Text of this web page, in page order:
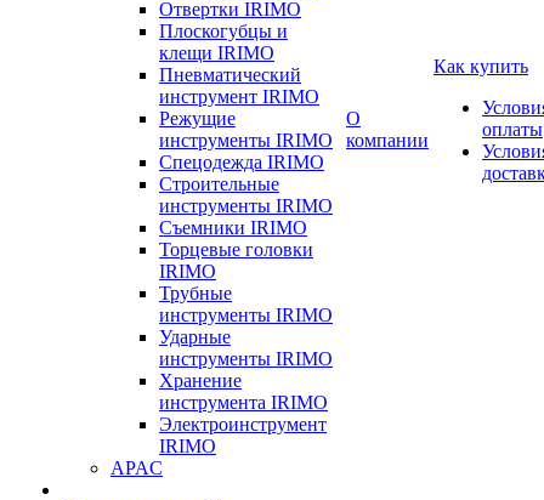
Отвертки IRIMO
Плоскогубцы и
клещи IRIMO
Пневматический
инструмент IRIMO
Режущие
инструменты IRIMO
Спецодежда IRIMO
Строительные
инструменты IRIMO
Съемники IRIMO
Торцевые головки
IRIMO
Трубные
инструменты IRIMO
Ударные
инструменты IRIMO
Хранение
инструмента IRIMO
Электроинструмент
IRIMO
APAC
О
компании
Как купить
оплаты